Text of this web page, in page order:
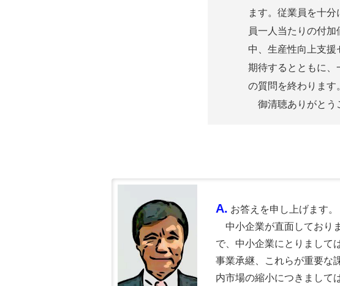
ます。従業員を十
員一人当たりの付
中、生産性向上支
期待するとともに、
の質問を終わります
御清聴ありがとう
A. お答えを申し上げます。
中小企業が直面しており
で、中小企業にとりまして
事業承継、これらが重要な
内市場の縮小につきまして